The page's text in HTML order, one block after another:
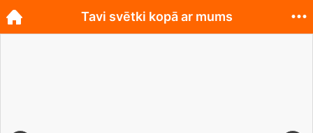
Tavi svētki kopā ar mums